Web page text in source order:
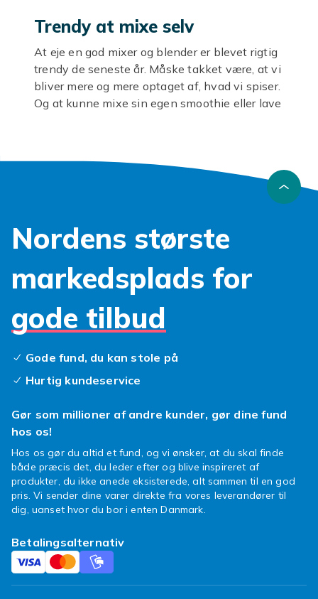
Trendy at mixe selv
At eje en god mixer og blender er blevet rigtig
trendy de seneste år. Måske takket være, at vi
bliver mere og mere optaget af, hvad vi spiser.
Og at kunne mixe sin egen smoothie eller lave
mixere og blendere med alt fra
der gør livet lidt sjovere at leve! Velkommen til
Tips til et vellykket køb
Hos os er fragten den samme, uanset hvor
meget du køber, så vær ikke bange for at
spørgsmål til din ordre eller ønsker at klage
over dit køb, så kontakt Fyndiqs kundeservice,
Find den mixer eller blender, der
passer bedst til dig
Der er udført mange blendertests, og mange
blendere er blevet testet. Hvilket af alle
produkterne der er bedst, er svært at afgøre,
vi hos Fyndiq tilbyder, kan du teste masser af
forskellige blendere og mixere. Vi mener, at du
skal kunne finde den, der passer bedst til dig.
Nordens største
markedsplads for
gode tilbud
Gode fund, du kan stole på
Hurtig kundeservice
Gør som millioner af andre kunder, gør dine fund
hos os!
Hos os gør du altid et fund, og vi ønsker, at du skal finde
både præcis det, du leder efter og blive inspireret af
produkter, du ikke anede eksisterede, alt sammen til en god
pris. Vi sender dine varer direkte fra vores leverandører til
dig, uanset hvor du bor i enten Danmark.
Betalingsalternativ